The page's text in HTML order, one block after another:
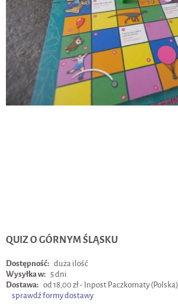
QUIZ O GÓRNYM ŚLĄSKU
Dostępność: duża ilość
Wysyłka w: 5 dni
Dostawa: od 18,00 zł- Inpost Paczkomaty(Polska)
Cena nie zawiera ewentualnych kosztów płatności
sprawdź formy dostawy